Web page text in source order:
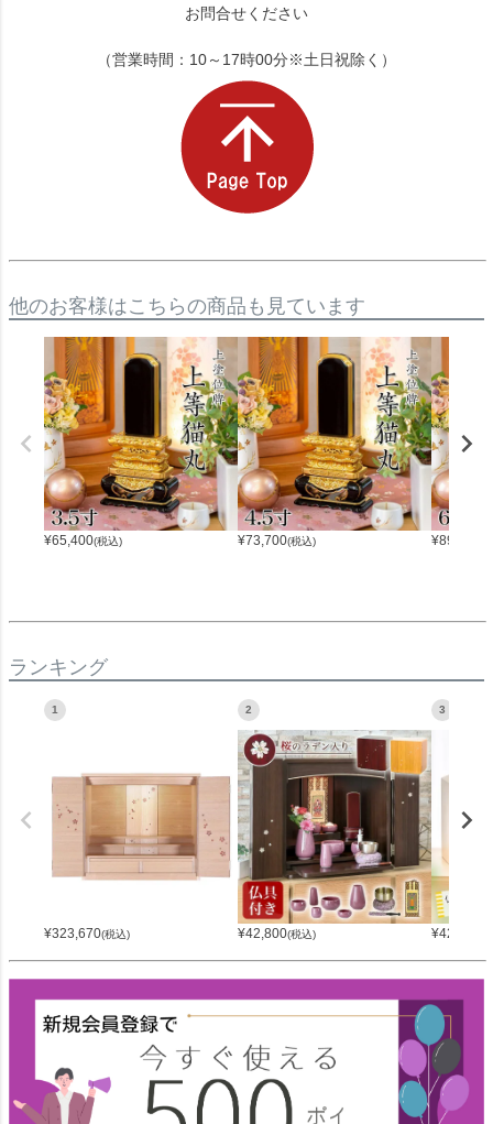
お問合せください
（営業時間：10～17時00分※土日祝除く）
他のお客様はこちらの商品も見ています
¥65,400(税込) ¥73,700(税込) ¥89,000
ランキング
1
¥323,670(税込)
2
¥42,800(税込)
3
¥42,800